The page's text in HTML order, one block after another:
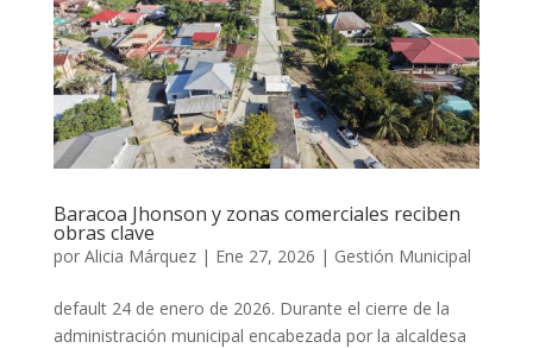
Baracoa Jhonson y zonas comerciales reciben
obras clave
por Alicia Márquez| Ene 27, 2026 | Gestión Municipal
default 24 de enero de 2026. Durante el cierre de la
administración municipal encabezada por la alcaldesa